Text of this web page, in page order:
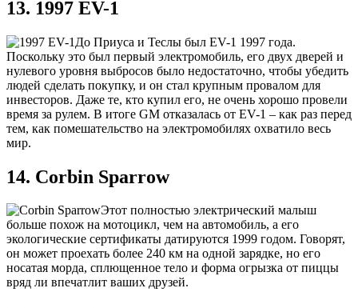
13. 1997 EV-1
До Приуса и Теслы был EV-1 1997 года.
Поскольку это был первый электромобиль, его двух дверей и
нулевого уровня выбросов было недостаточно, чтобы убедить
людей сделать покупку, и он стал крупным провалом для
инвесторов. Даже те, кто купил его, не очень хорошо провели
время за рулем. В итоге GM отказалась от EV-1 – как раз перед
тем, как помешательство на электромобилях охватило весь
мир.
14. Corbin Sparrow
Этот полностью электрический малыш
больше похож на мотоцикл, чем на автомобиль, а его
экологические сертификаты датируются 1999 годом. Говорят,
он может проехать более 240 км на одной зарядке, но его
носатая морда, сплющенное тело и форма огрызка от пиццы
вряд ли впечатлит ваших друзей.